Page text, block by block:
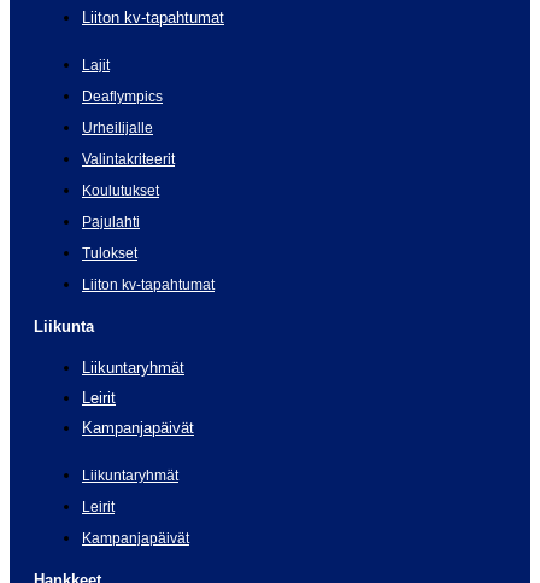
Liiton kv-tapahtumat
Lajit
Deaflympics
Urheilijalle
Valintakriteerit
Koulutukset
Pajulahti
Tulokset
Liiton kv-tapahtumat
Liikunta
Liikuntaryhmät
Leirit
Kampanjapäivät
Liikuntaryhmät
Leirit
Kampanjapäivät